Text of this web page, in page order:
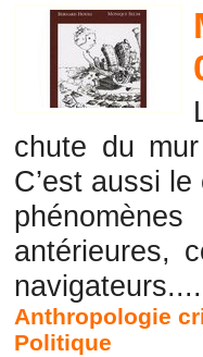
chute du
C’est aussi
antérieures,
navigateurs....
Anthropologie
Politique